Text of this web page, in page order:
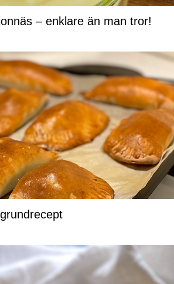
– enklare än man tror!